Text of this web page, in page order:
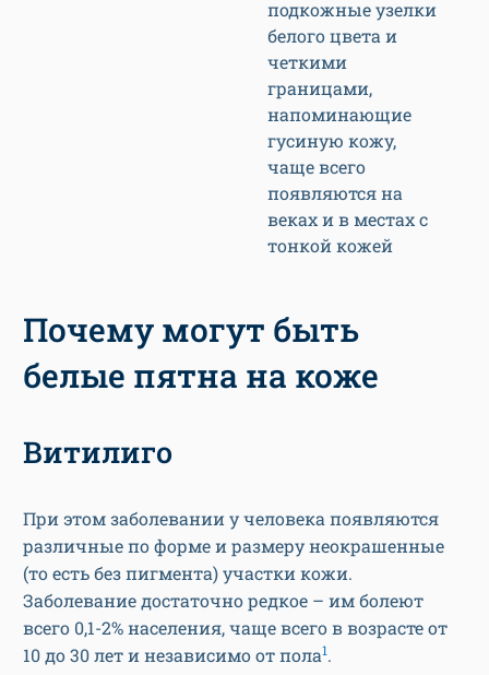
подкожные узелки
белого цвета и
четкими
границами,
напоминающие
гусиную кожу,
чаще всего
появляются на
веках и в местах с
тонкой кожей
Почему могут быть
белые пятна на коже
Витилиго
При этом заболевании у человека появляются
различные по форме и размеру неокрашенные
(то есть без пигмента) участки кожи.
Заболевание достаточно редкое – им болеют
всего 0,1-2% населения, чаще всего в возрасте от
10 до 30 лет и независимо от пола1.